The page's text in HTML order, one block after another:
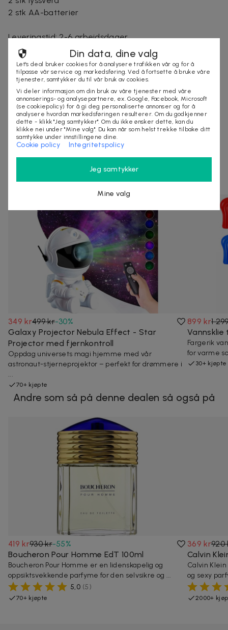
2 stk AA-batterier
Leveringstid: 2-6 arbeidsdager
Selges av
Nordmagasinet.com
Organisasjonsnummer:556905-5238
KJØP
Andre som så på denne dealen så også på
349 kr499 kr-30%
Galaxy Projector Nebula Effect - Star
Projector med fjernkontroll
Oppdag universets magi hjemme med vår
astronaut-stjerneprojektor – perfekt for drømmere i
...
70+ kjøpte
899 kr1
Vannsklie
Fargerik
for varme
30+ kjøpte
Andre som så på denne dealen så også på
419 kr930 kr-55%
Boucheron Pour Homme EdT 100ml
Boucheron Pour Homme er en lidenskapelig og
oppsiktsvekkende parfyme for den selvsikre og ...
5,0 (5)
70+ kjøpte
369 kr920
Calvin
Calvin
og sexy
2000+
Din data, dine valg
Let's deal bruker cookies for å analysere trafikken vår og for å
tilpasse vår service og markedsføring. Ved å fortsette å bruke våre
tjenester, samtykker du til vår bruk av cookies.
Vi deler informasjon om din bruk av våre tjenester med våre
annonserings- og analysepartnere, ex. Google, Facebook, Microsoft
(se cookiepolicy) for å gi deg personaliserte annonser og for å
analysere hvordan markedsføringen resulterer. Om du godkjenner
dette - klikk "Jeg samtykker". Om du ikke ønsker dette, kan du
klikke nei under "Mine valg". Du kan når som helst trekke tilbake ditt
samtykke under innstillingene dine.
Cookie policy Integritetspolicy
Jeg samtykker
Mine valg